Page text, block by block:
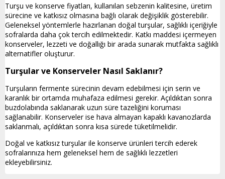
Turşu ve konserve fiyatları, kullanılan sebzenin kalitesine, üretim
sürecine ve katkısız olmasına bağlı olarak değişiklik gösterebilir.
Geleneksel yöntemlerle hazırlanan doğal turşular, sağlıklı içeriğiyle
sofralarda daha çok tercih edilmektedir. Katkı maddesi içermeyen
konserveler, lezzeti ve doğallığı bir arada sunarak mutfakta sağlıklı
alternatifler oluşturur.
Turşular ve Konserveler Nasıl Saklanır?
Turşuların fermente sürecinin devam edebilmesi için serin ve
karanlık bir ortamda muhafaza edilmesi gerekir. Açıldıktan sonra
buzdolabında saklanarak uzun süre tazeliğini koruması
sağlanabilir. Konserveler ise hava almayan kapaklı kavanozlarda
saklanmalı, açıldıktan sonra kısa sürede tüketilmelidir.
Doğal ve katkısız turşular ile konserve ürünleri tercih ederek
sofralarınıza hem geleneksel hem de sağlıklı lezzetleri
ekleyebilirsiniz.